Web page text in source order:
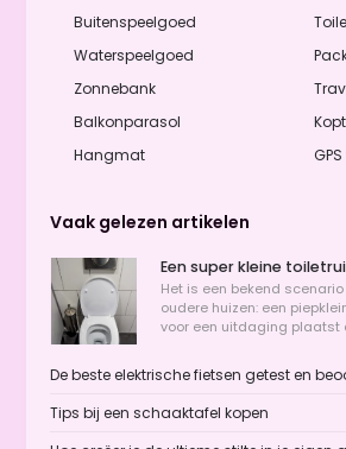
Buitenspeelgoed
Waterspeelgoed
Zonnebank
Balkonparasol
Hangmat
Vaak gelezen artikelen
Een super kleine
Het is een bekend
oudere huizen: een
voor een uitdaging plaatst
De beste elektrische fietsen getest en
Tips bij een schaaktafel kopen